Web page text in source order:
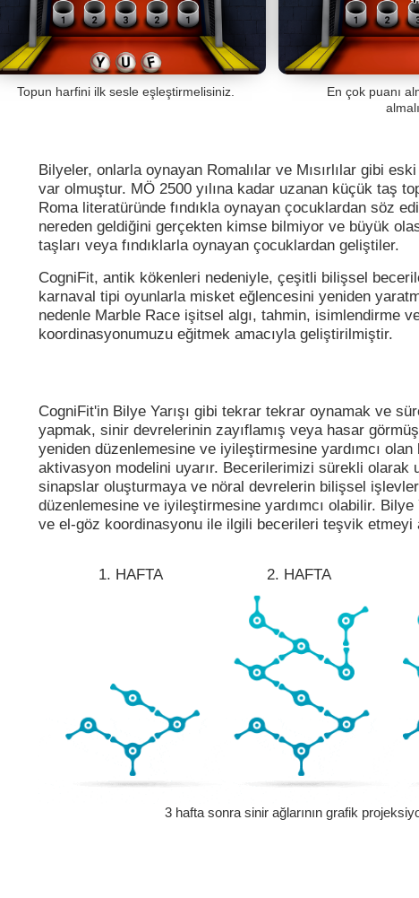
Topun harfini ilk sesle eşleştirmelisiniz.
En çok puanı
Bilyeler, onlarla oynayan Romalılar ve Mısırlılar gibi
var olmuştur. MÖ 2500 yılına kadar uzanan küçük taş
Roma literatüründe fındıkla oynayan çocuklardan söz
nereden geldiğini gerçekten kimse bilmiyor ve büyük
taşları veya fındıklarla oynayan çocuklardan geliştiler.
CogniFit, antik kökenleri nedeniyle, çeşitli bilişsel
karnaval tipi oyunlarla misket eğlencesini yeniden
nedenle Marble Race işitsel algı, tahmin, isimlendirme
koordinasyonumuzu eğitmek amacıyla geliştirilmiştir.
CogniFit'in Bilye Yarışı gibi tekrar tekrar oynamak ve
yapmak, sinir devrelerinin zayıflamış veya hasar
yeniden düzenlemesine ve iyileştirmesine yardımcı
aktivasyon modelini uyarır. Becerilerimizi sürekli olarak
sinapslar oluşturmaya ve nöral devrelerin bilişsel
düzenlemesine ve iyileştirmesine yardımcı olabilir. Bilye
ve el-göz koordinasyonu ile ilgili becerileri teşvik etmeyi
1. HAFTA 2. HAFTA
3 hafta sonra sinir ağlarının grafik